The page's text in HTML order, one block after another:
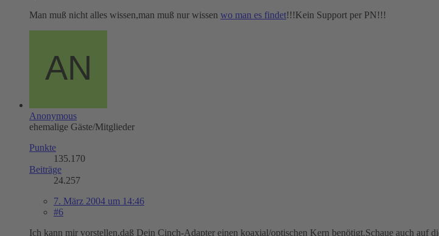
Man muß nicht alles wissen,man muß nur wissen wo man es findet!!!Kein Support per PN!!!
Anonymous
ehemalige Gäste/Mitglieder
Punkte
135.170
Beiträge
24.257
7. März 2004 um 14:46
#6
Ich kann mir vorstellen,daß Dein Cinch-Adapter einen koaxial/optischen Kern benötigt.Schaue auch auf